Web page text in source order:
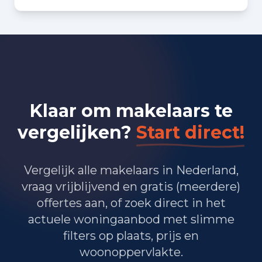
Bedrijvigheid in Rotterdam
(2025)
Zakelijke dienstverlening 27.830
Overheid, onderwijs en zorg 18.985
Landbouw, bosbouw en visserij 340
Vervoer, informatie en communicatie
Financiele diensten en onroerendgoed 3.525
Cultuur, recreatie en overige diensten
Klaar om makelaars te
vergelijken? Start direct!
Vergelijk alle makelaars in Nederland,
vraag vrijblijvend en gratis (meerdere)
offertes aan, of zoek direct in het
actuele woningaanbod met slimme
filters op plaats, prijs en
woonoppervlakte.